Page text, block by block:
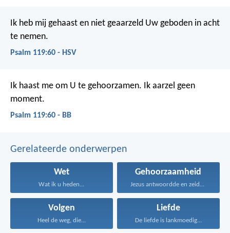
Ik heb mij gehaast en niet geaarzeld Uw geboden in acht
te nemen.
Psalm 119:60 - HSV
Ik haast me om U te gehoorzamen. Ik aarzel geen
moment.
Psalm 119:60 - BB
Gerelateerde onderwerpen
Wet
Wat ik u heden...
Gehoorzaamheid
Jezus antwoordde en zeide...
Volgen
Heel de weg, die...
Liefde
De liefde is lankmoedig...